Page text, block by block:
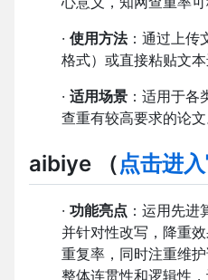
· 使用方法：通过上传
格式）或直接粘贴文本
· 适用场景 ：适用于
查重有较高要求的论文
aibiye （点击进
· 功能亮点 ：运用先
并针对性改写，降重
重复率，同时注重维
整体连贯性和逻辑性